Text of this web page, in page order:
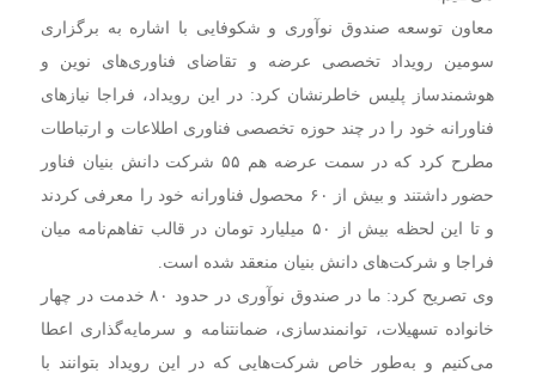
معاون توسعه صندوق نوآوری و شکوفایی با اشاره به برگزاری
سومین رویداد تخصصی عرضه و تقاضای فناوری‌های نوین و
هوشمندساز پلیس خاطرنشان کرد: در این رویداد، فراجا نیازهای
فناورانه خود را در چند حوزه تخصصی فناوری اطلاعات و ارتباطات
مطرح کرد که در سمت عرضه هم ۵۵ شرکت دانش بنیان فناور
حضور داشتند و بیش از ۶۰ محصول فناورانه خود را معرفی کردند
و تا این لحظه بیش از ۵۰ میلیارد تومان در قالب تفاهم‌نامه میان
فراجا و شرکت‌های دانش بنیان منعقد شده است.
وی تصریح کرد: ما در صندوق نوآوری در حدود ۸۰ خدمت در چهار
خانواده تسهیلات، توانمندسازی، ضمانتنامه و سرمایه‌گذاری اعطا
می‌کنیم و به‌طور خاص شرکت‌هایی که در این رویداد بتوانند با